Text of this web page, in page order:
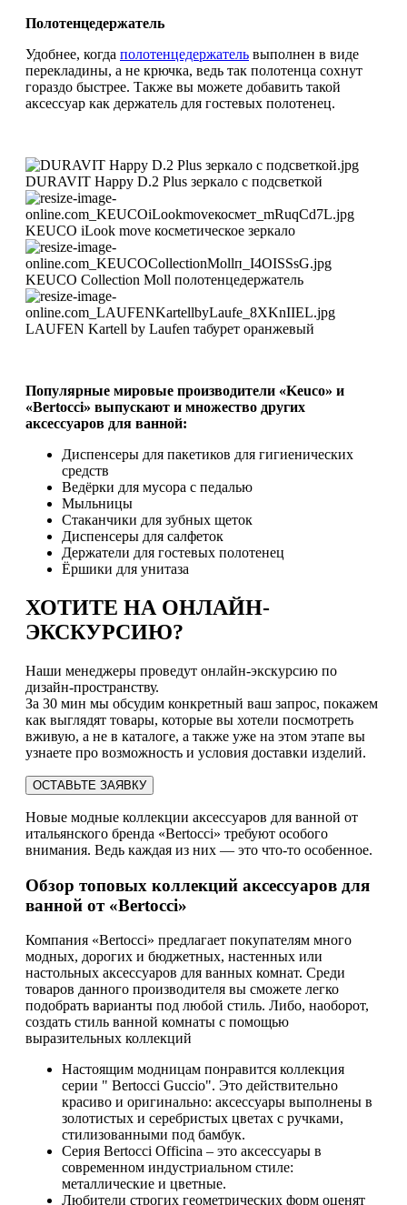
Полотенцедержатель
Удобнее, когда полотенцедержатель выполнен в виде
перекладины, а не крючка, ведь так полотенца сохнут
гораздо быстрее. Также вы можете добавить такой
аксессуар как держатель для гостевых полотенец.
DURAVIT Happy D.2 Plus зеркало с подсветкой
KEUCO iLook move косметическое зеркало
KEUCO Collection Moll полотенцедержатель
LAUFEN Kartell by Laufen табурет оранжевый
Популярные мировые производители «Keuco» и
«Bertocci» выпускают и множество других
аксессуаров для ванной:
Диспенсеры для пакетиков для гигиенических
средств
Ведёрки для мусора с педалью
Мыльницы
Стаканчики для зубных щеток
Диспенсеры для салфеток
Держатели для гостевых полотенец
Ёршики для унитаза
ХОТИТЕ НА ОНЛАЙН-
ЭКСКУРСИЮ?
Наши менеджеры проведут онлайн-экскурсию по
дизайн-пространству.
За 30 мин мы обсудим конкретный ваш запрос, покажем
как выглядят товары, которые вы хотели посмотреть
вживую, а не в каталоге, а также уже на этом этапе вы
узнаете про возможность и условия доставки изделий.
ОСТАВЬТЕ ЗАЯВКУ
Новые модные коллекции аксессуаров для ванной от
итальянского бренда «Bertocci» требуют особого
внимания. Ведь каждая из них — это что-то особенное.
Обзор топовых коллекций аксессуаров для
ванной от «Bertocci»
Компания «Bertocci» предлагает покупателям много
модных, дорогих и бюджетных, настенных или
настольных аксессуаров для ванных комнат. Среди
товаров данного производителя вы сможете легко
подобрать варианты под любой стиль. Либо, наоборот,
создать стиль ванной комнаты с помощью
выразительных коллекций
Настоящим модницам понравится коллекция
серии " Bertocci Guccio". Это действительно
красиво и оригинально: аксессуары выполнены в
золотистых и серебристых цветах с ручками,
стилизованными под бамбук.
Серия Bertocci Officina – это аксессуары в
современном индустриальном стиле:
металлические и цветные.
Любители строгих геометрических форм оценят